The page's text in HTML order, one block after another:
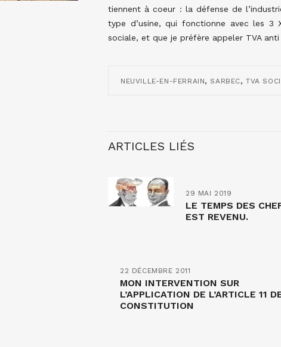
tiennent à coeur : la défense de
type d’usine, qui fonctionne avec les 3
sociale, et que je préfère appeler TVA anti
NEUVILLE-EN-FERRAIN, SARBEC,TVA
ARTICLES LIÉS
29 MAI 2019
LE TEMPS DES
EST REVENU.
22 DÉCEMBRE 2011
MON INTERVENTION SUR
L’APPLICATION DE L’ARTICLE 11
CONSTITUTION